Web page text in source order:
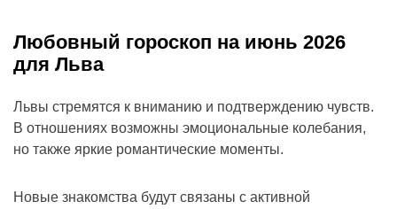
Любовный гороскоп на июнь 2026
для Льва
Львы стремятся к вниманию и подтверждению чувств.
В отношениях возможны эмоциональные колебания,
но также яркие романтические моменты.
Новые знакомства будут связаны с активной